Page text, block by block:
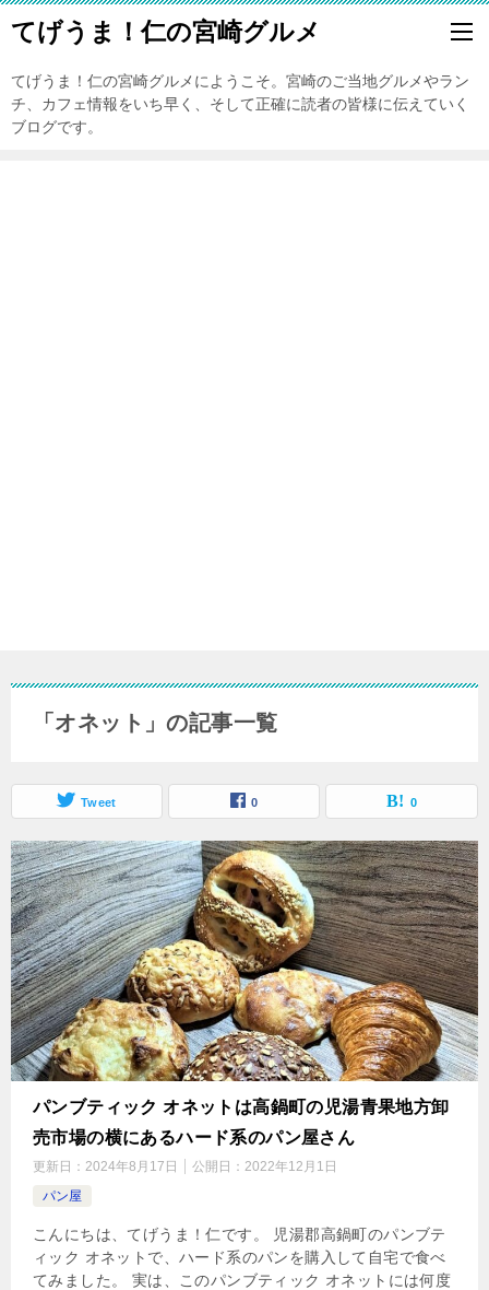
てげうま！仁の宮崎グルメ
てげうま！仁の宮崎グルメにようこそ。宮崎のご当地グルメやラン
チ、カフェ情報をいち早く、そして正確に読者の皆様に伝えていく
ブログです。
「オネット」の記事一覧
Tweet 0 0
パンブティック オネットは高鍋町の児湯青果地方卸
売市場の横にあるハード系のパン屋さん
更新日： 2024年8月17日 公開日： 2022年12月1日
パン屋
こんにちは、てげうま！仁です。 児湯郡高鍋町のパンブテ
ィック オネットで、ハード系のパンを購入して自宅で食べ
てみました。 実は、このパンブティック オネットには何度